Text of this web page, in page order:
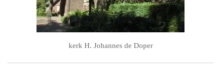
kerk H. Johannes de Doper